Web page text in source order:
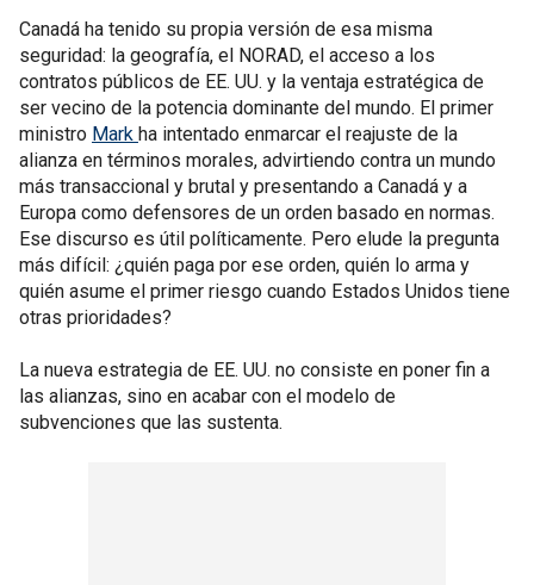
Canadá ha tenido su propia versión de esa misma
seguridad: la geografía, el NORAD, el acceso a los
contratos públicos de EE. UU. y la ventaja estratégica de
ser vecino de la potencia dominante del mundo. El primer
ministro Mark ha intentado enmarcar el reajuste de la
alianza en términos morales, advirtiendo contra un mundo
más transaccional y brutal y presentando a Canadá y a
Europa como defensores de un orden basado en normas.
Ese discurso es útil políticamente. Pero elude la pregunta
más difícil: ¿quién paga por ese orden, quién lo arma y
quién asume el primer riesgo cuando Estados Unidos tiene
otras prioridades?
La nueva estrategia de EE. UU. no consiste en poner fin a
las alianzas, sino en acabar con el modelo de
subvenciones que las sustenta.